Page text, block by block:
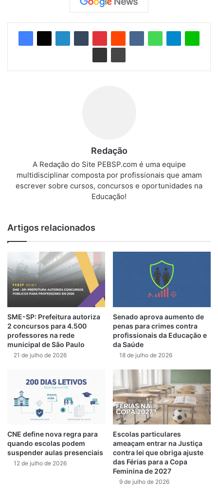
Redação
A Redação do Site PEBSP.com é uma equipe
multidisciplinar composta por profissionais que amam
escrever sobre cursos, concursos e oportunidades na
Educação!
Artigos relacionados
SME-SP: Prefeitura autoriza
2 concursos para 4.500
professores na rede
municipal de São Paulo
21 de julho de 2026
Senado aprova aumento de
penas para crimes contra
profissionais da Educação e
da Saúde
18 de julho de 2026
CNE define nova regra para
quando escolas podem
suspender aulas presenciais
12 de julho de 2026
Escolas particulares
ameaçam entrar na Justiça
contra lei que obriga ajuste
das Férias para a Copa
Feminina de 2027
9 de julho de 2026